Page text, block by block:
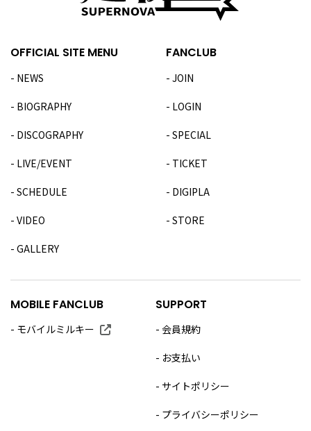
OFFICIAL SITE MENU
NEWS
BIOGRAPHY
DISCOGRAPHY
LIVE/EVENT
SCHEDULE
VIDEO
GALLERY
FANCLUB
JOIN
LOGIN
SPECIAL
TICKET
DIGIPLA
STORE
MOBILE FANCLUB
モバイルミルキー
SUPPORT
会員規約
お支払い
サイトポリシー
プライバシーポリシー